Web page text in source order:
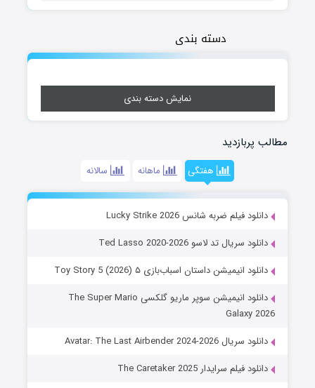
دسته بندی
نمایش دسته بندی
مطالب پربازدید
هفتگی ماهانه سالانه
دانلود فیلم ضربه شانس Lucky Strike 2026
دانلود سریال تد لاسو Ted Lasso 2020-2026
دانلود انیمیشن داستان اسباب‌بازی ۵ Toy Story 5 (2026)
دانلود انیمیشن سوپر ماریو گلکسی The Super Mario
Galaxy 2026
دانلود سریال Avatar: The Last Airbender 2024-2026
دانلود فیلم سرایدار The Caretaker 2025